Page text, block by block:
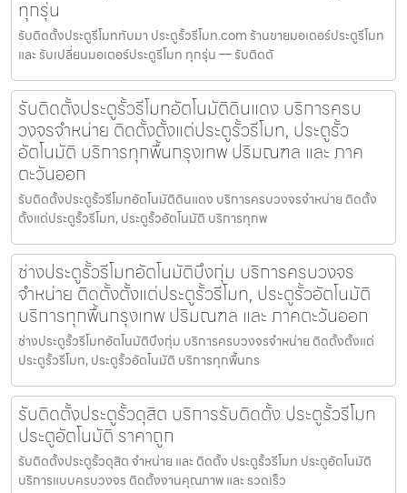
ทุกรุ่น
รับติดตั้งประตูรีโมททับมา ประตูรั้วรีโมท.com ร้านขายมอเตอร์ประตูรีโมท
และ รับเปลี่ยนมอเตอร์ประตูรีโมท ทุกรุ่น — รับติดตั
รับติดตั้งประตูรั้วรีโมทอัตโนมัติดินแดง บริการครบ
วงจรจำหน่าย ติดตั้งตั้งแต่ประตูรั้วรีโมท, ประตูรั้ว
อัตโนมัติ บริการทุกพื้นกรุงเทพ ปริมณฑล และ ภาค
ตะวันออก
รับติดตั้งประตูรั้วรีโมทอัตโนมัติดินแดง บริการครบวงจรจำหน่าย ติดตั้ง
ตั้งแต่ประตูรั้วรีโมท, ประตูรั้วอัตโนมัติ บริการทุกพ
ช่างประตูรั้วรีโมทอัตโนมัติบึงกุ่ม บริการครบวงจร
จำหน่าย ติดตั้งตั้งแต่ประตูรั้วรีโมท, ประตูรั้วอัตโนมัติ
บริการทุกพื้นกรุงเทพ ปริมณฑล และ ภาคตะวันออก
ช่างประตูรั้วรีโมทอัตโนมัติบึงกุ่ม บริการครบวงจรจำหน่าย ติดตั้งตั้งแต่
ประตูรั้วรีโมท, ประตูรั้วอัตโนมัติ บริการทุกพื้นกร
รับติดตั้งประตูรั้วดุสิต บริการรับติดตั้ง ประตูรั้วรีโมท
ประตูอัตโนมัติ ราคาถูก
รับติดตั้งประตูรั้วดุสิต จำหน่าย และ ติดตั้ง ประตูรั้วรีโมท ประตูอัตโนมัติ
บริการแบบครบวงจร ติดตั้งงานคุณภาพ และ รวดเร็ว